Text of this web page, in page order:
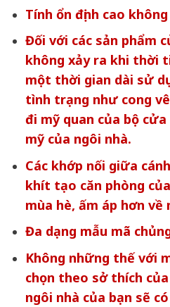
Tính ổn định cao
Đối với các sản phẩm
không xảy ra khi thời
một thời gian dài sử
tình trạng như cong
đi mỹ quan của bộ
mỹ của ngôi nhà.
Các khớp nối giữa
khít tạo căn phòng
mùa hè, ấm áp hơn về
Đa dạng mẫu mã
Không những thế với
chọn theo sở thích
ngôi nhà của bạn sẽ